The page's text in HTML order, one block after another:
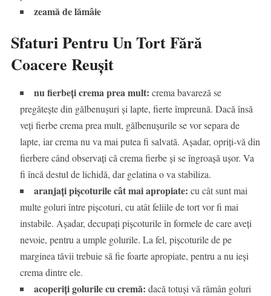
zeamă de lămâie
Sfaturi Pentru Un Tort Fără
Coacere Reușit
nu fierbeți crema prea mult: crema bavareză se
pregătește din gălbenușuri și lapte, fierte împreună. Dacă însă
veți fierbe crema prea mult, gălbenușurile se vor separa de
lapte, iar crema nu va mai putea fi salvată. Așadar, opriți-vă din
fierbere când observați că crema fierbe și se îngroașă ușor. Va
fi încă destul de lichidă, dar gelatina o va stabiliza.
aranjați pișcoturile cât mai apropiate: cu cât sunt mai
multe goluri între pișcoturi, cu atât feliile de tort vor fi mai
instabile. Așadar, decupați pișcoturile în formele de care aveți
nevoie, pentru a umple golurile. La fel, pișcoturile de pe
marginea tăvii trebuie să fie foarte apropiate, pentru a nu ieși
crema dintre ele.
acoperiți golurile cu cremă: dacă totuși vă rămân goluri